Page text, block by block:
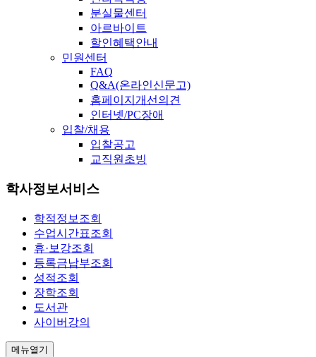
분실물센터
아르바이트
할인혜택안내
민원센터
FAQ
Q&A(온라인신문고)
홈페이지개선의견
인터넷/PC장애
입찰/채용
입찰공고
교직원초빙
학사정보서비스
학적정보조회
수업시간표조회
휴·보강조회
등록금납부조회
성적조회
장학조회
도서관
사이버강의
메뉴열기